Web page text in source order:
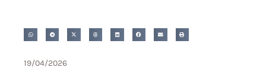
19/04/2026